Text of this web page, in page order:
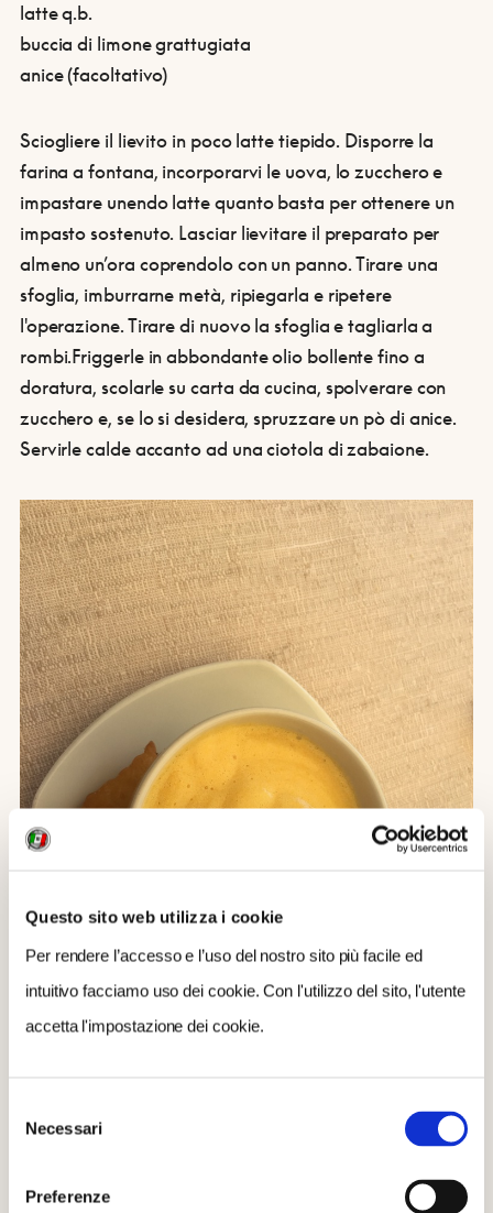
Questo sito web utilizza i cookie
Per rendere l’accesso e l’uso del nostro sito più facile ed
intuitivo facciamo uso dei cookie. Con l'utilizzo del sito, l'utente
accetta l'impostazione dei cookie.
delNecessari
Preferenze
latte q.b.
buccia di limone grattugiata
anice (facoltativo)
Sciogliere il lievito in poco latte tiepido. Disporre la
farina a fontana, incorporarvi le uova, lo zucchero e
impastare unendo latte quanto basta per ottenere un
impasto sostenuto. Lasciar lievitare il preparato per
almeno un’ora coprendolo con un panno. Tirare una
sfoglia, imburrarne metà, ripiegarla e ripetere
l'operazione. Tirare di nuovo la sfoglia e tagliarla a
rombi.Friggerle in abbondante olio bollente fino a
doratura, scolarle su carta da cucina, spolverare con
zucchero e, se lo si desidera, spruzzare un pò di anice.
Servirle calde accanto ad una ciotola di zabaione.